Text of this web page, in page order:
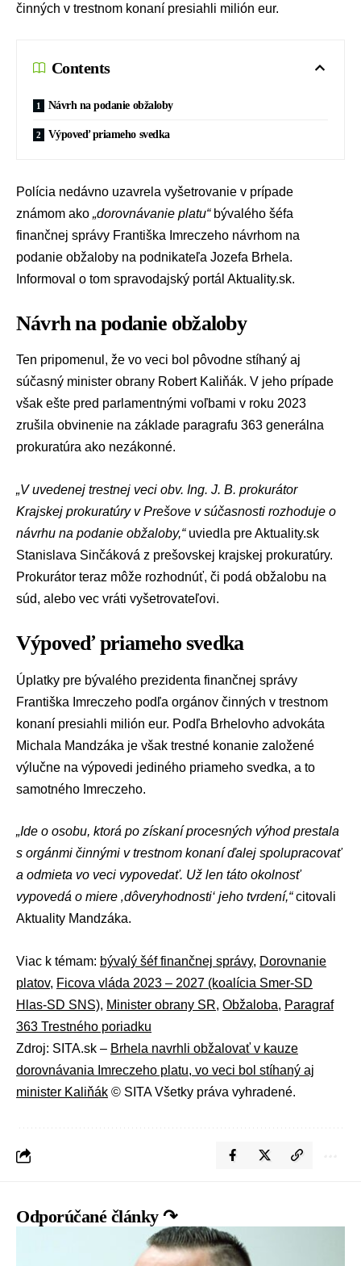
činných v trestnom konaní presiahli milión eur.
Contents
Návrh na podanie obžaloby
Výpoveď priameho svedka
Polícia nedávno uzavrela vyšetrovanie v prípade
známom ako „dorovnávanie platu“ bývalého šéfa
finančnej správy Františka Imreczeho návrhom na
podanie obžaloby na podnikateľa Jozefa Brhela.
Informoval o tom spravodajský portál Aktuality.sk.
Návrh na podanie obžaloby
Ten pripomenul, že vo veci bol pôvodne stíhaný aj
súčasný minister obrany Robert Kaliňák. V jeho prípade
však ešte pred parlamentnými voľbami v roku 2023
zrušila obvinenie na základe paragrafu 363 generálna
prokuratúra ako nezákonné.
„V uvedenej trestnej veci obv. Ing. J. B. prokurátor
Krajskej prokuratúry v Prešove v súčasnosti rozhoduje o
návrhu na podanie obžaloby,“uviedla pre Aktuality.sk
Stanislava Sinčáková z prešovskej krajskej prokuratúry.
Prokurátor teraz môže rozhodnúť, či podá obžalobu na
súd, alebo vec vráti vyšetrovateľovi.
Výpoveď priameho svedka
Úplatky pre bývalého prezidenta finančnej správy
Františka Imreczeho podľa orgánov činných v trestnom
konaní presiahli milión eur. Podľa Brhelovho advokáta
Michala Mandzáka je však trestné konanie založené
výlučne na výpovedi jediného priameho svedka, a to
samotného Imreczeho.
„Ide o osobu, ktorá po získaní procesných výhod prestala
s orgánmi činnými v trestnom konaní ďalej spolupracovať
a odmieta vo veci vypovedať. Už len táto okolnosť
vypovedá o miere ‚dôveryhodnosti‘ jeho tvrdení,“citovali
Aktuality Mandzáka.
Viac k témam: bývalý šéf finančnej správy, Dorovnanie
platov, Ficova vláda 2023 – 2027 (koalícia Smer-SD
Hlas-SD SNS), Minister obrany SR, Obžaloba, Paragraf
363 Trestného poriadku
Zdroj: SITA.sk – Brhela navrhli obžalovať v kauze
dorovnávania Imreczeho platu, vo veci bol stíhaný aj
minister Kaliňák © SITA Všetky práva vyhradené.
Odporúčané články ↷